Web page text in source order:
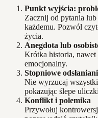
Punkt wyjścia:
Zacznij od pytania
każdemu. Pozwól
życia.
Anegdota lub
Krótka historia, nawet
emocjonalny.
Stopniowe
Nie wyrzucaj
pokazując ślepe
Konflikt i polemika
Przywołuj